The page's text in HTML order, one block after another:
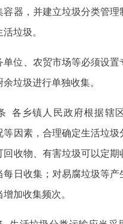
容器，并建立垃圾分类管理
垃圾。
单位、农贸市场等必须设置
垃圾进行单独收集。
各乡镇人民政府根据辖
等因素，合理确定生活垃圾
回收物、有害垃圾可以定期
每日收集；对易腐垃圾等产
加收集频次。